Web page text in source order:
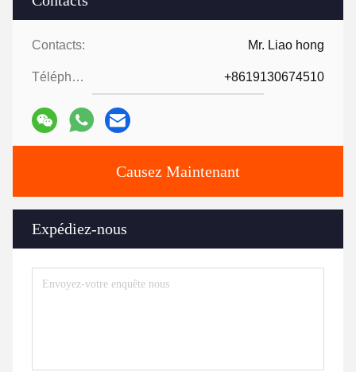
Contacts: Mr. Liao hong
Téléphone: +8619130674510
Causez Maintenant
Expédiez-nous